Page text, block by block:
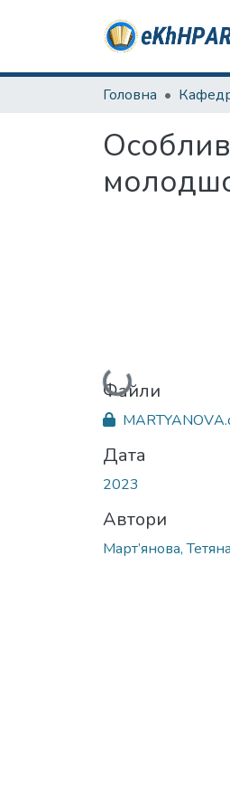
Головна
Вантажиться...
Файли
Дата
2023
Автори
Март’янова, Тетяна